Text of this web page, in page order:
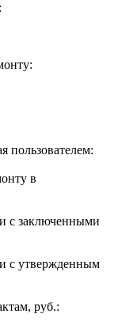
пользователем:
в
с заключенными
с утвержденным
руб.: